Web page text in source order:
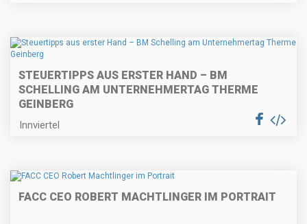
STEUERTIPPS AUS ERSTER HAND – BM
SCHELLING AM UNTERNEHMERTAG THERME
GEINBERG
Innviertel
FACC CEO ROBERT MACHTLINGER IM PORTRAIT